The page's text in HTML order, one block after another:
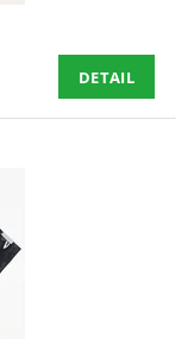
DETAIL